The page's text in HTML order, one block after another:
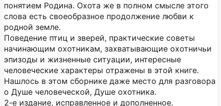
понятием Родина. Охота же в полном смысле этого
слова есть своеобразное продолжение любви к
родной земле.
Поведение птиц и зверей, практические советы
начинающим охотникам, захватывающие охотничьи
эпизоды и жизненные ситуации, интересные
человеческие характеры отражены в этой книге.
Нашлось в этом сборнике даже место для разговора
о Душе человеческой, Душе охотника.
2-е издание, исправленное и дополненное.